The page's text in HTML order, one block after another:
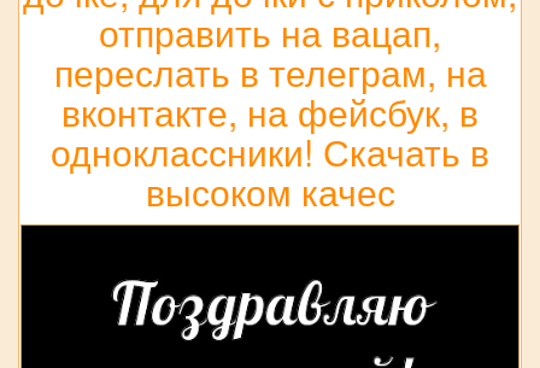
отправить на вацап,
переслать в телеграм, на
вконтакте, на фейсбук, в
одноклассники! Скачать в
высоком качес